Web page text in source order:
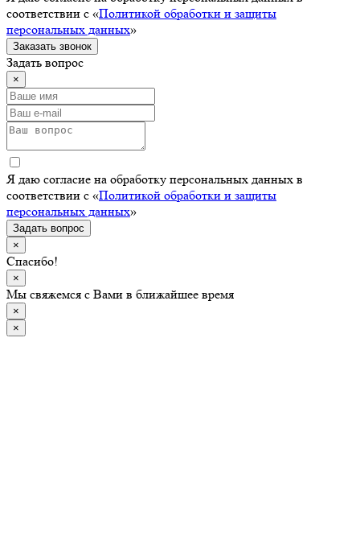
соответствии с «Политикой обработки и защиты
персональных данных»
Заказать звонок
Задать вопрос
×
Я даю согласие на обработку персональных данных в
соответствии с «Политикой обработки и защиты
персональных данных»
Задать вопрос
×
Спасибо!
×
Мы свяжемся с Вами в ближайшее время
×
×